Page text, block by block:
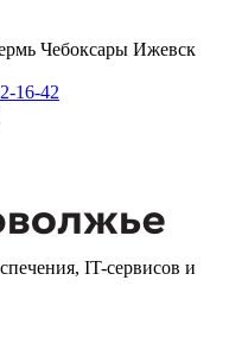
Чебоксары Ижевск
16-42
IT-сервисов и